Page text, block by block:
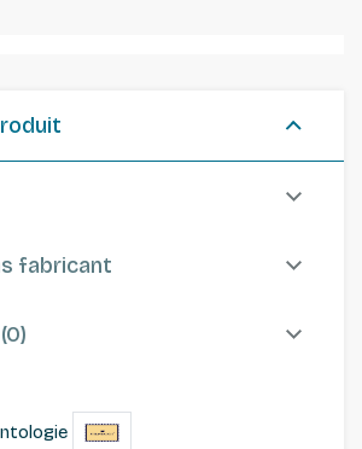
fabricant